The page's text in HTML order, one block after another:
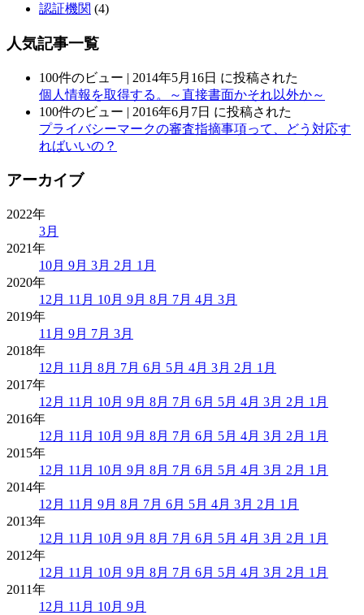
認証機関 (4)
人気記事一覧
100件のビュー | 2014年5月16日 に投稿された
個人情報を取得する。～直接書面かそれ以外か～
100件のビュー | 2016年6月7日 に投稿された
プライバシーマークの審査指摘事項って、どう対応す
ればいいの？
アーカイブ
2022年
3月
2021年
10月 9月 3月 2月 1月
2020年
12月 11月 10月 9月 8月 7月 4月 3月
2019年
11月 9月 7月 3月
2018年
12月 11月 8月 7月 6月 5月 4月 3月 2月 1月
2017年
12月 11月 10月 9月 8月 7月 6月 5月 4月 3月 2月 1月
2016年
12月 11月 10月 9月 8月 7月 6月 5月 4月 3月 2月 1月
2015年
12月 11月 10月 9月 8月 7月 6月 5月 4月 3月 2月 1月
2014年
12月 11月 9月 8月 7月 6月 5月 4月 3月 2月 1月
2013年
12月 11月 10月 9月 8月 7月 6月 5月 4月 3月 2月 1月
2012年
12月 11月 10月 9月 8月 7月 6月 5月 4月 3月 2月 1月
2011年
12月 11月 10月 9月